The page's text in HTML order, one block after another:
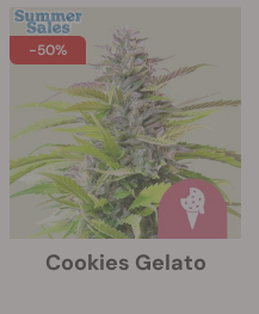
-50%
Cookies Gelato